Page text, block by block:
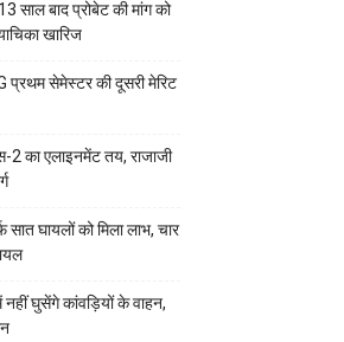
बाद प्रोबेट की मांग को
खारिज
प्रथम सेमेस्टर की दूसरी मेरिट
2 का एलाइनमेंट तय, राजाजी
सात घायलों को मिला लाभ, चार
घुसेंगे कांवड़ियों के वाहन,